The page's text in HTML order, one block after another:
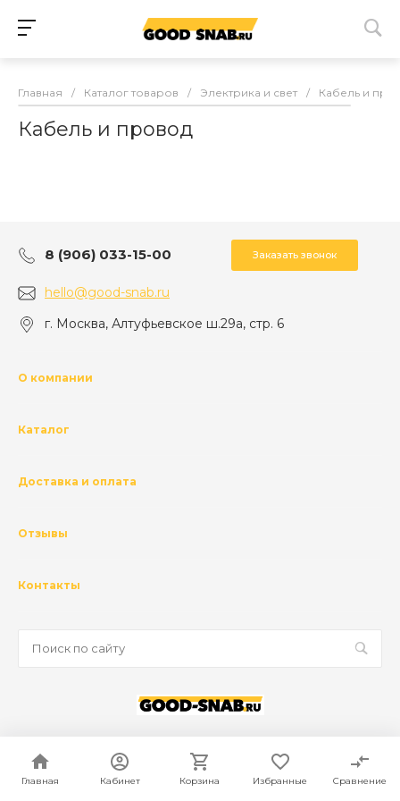
Главная Кабинет Корзина Избранные Сравнение
Главная / Каталог товаров / Электрика и свет / Кабель и
Кабель и провод
8 (906) 033-15-00 Заказать звонок
hello@good-snab.ru
г. Москва, Алтуфьевское ш.29а, стр. 6
О компании
Каталог
Доставка и оплата
Отзывы
Контакты
© 2026 ГК Базис, Все права защищены
Политика конфиденциальности